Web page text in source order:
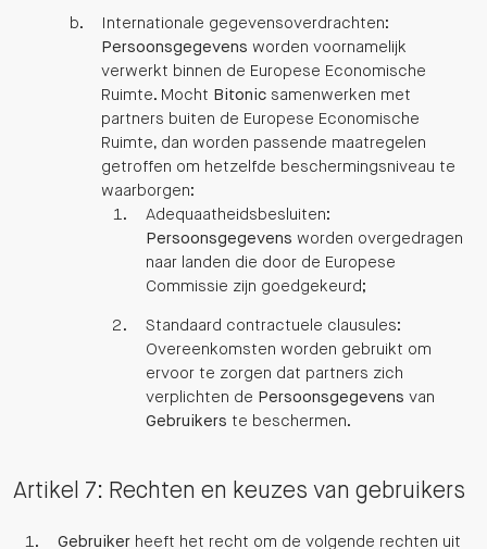
Internationale gegevensoverdrachten:
Persoonsgegevens worden voornamelijk
verwerkt binnen de Europese Economische
Ruimte. Mocht Bitonic samenwerken met
partners buiten de Europese Economische
Ruimte, dan worden passende maatregelen
getroffen om hetzelfde beschermingsniveau te
waarborgen:
Adequaatheidsbesluiten:
Persoonsgegevens worden overgedragen
naar landen die door de Europese
Commissie zijn goedgekeurd;
Standaard contractuele clausules:
Overeenkomsten worden gebruikt om
ervoor te zorgen dat partners zich
verplichten de Persoonsgegevens van
Gebruikers te beschermen.
Artikel 7: Rechten en keuzes van gebruikers
Gebruikerheeft het recht om de volgende rechten uit